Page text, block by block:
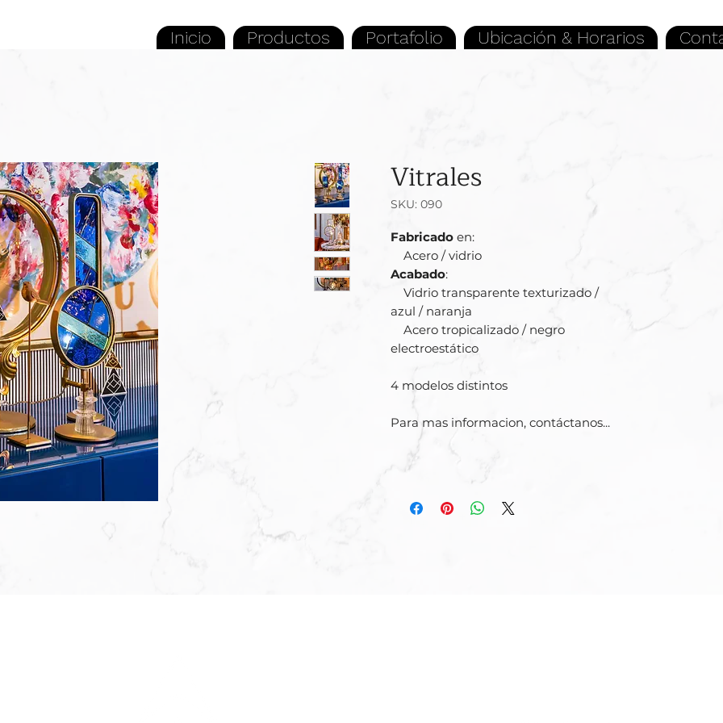
Inicio Productos Portafolio Ubicación & Horarios
Vitrales
SKU: 090
Fabricado en:
Acero / vidrio
Acabado:
Vidrio transparente texturizado /
azul / naranja
Acero tropicalizado / negro
electroestático
4 modelos distintos
Para mas informacion, contáctanos...